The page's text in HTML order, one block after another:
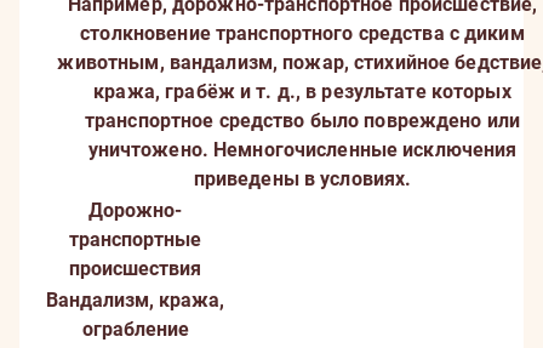
столкновение транспортного средства с диким
животным, вандализм, пожар, стихийное
кража, грабёж и т. д., в результате которых
транспортное средство было повреждено или
уничтожено. Немногочисленные исключения
приведены в условиях.
Дорожно-
транспортные
происшествия
Вандализм, кража,
ограбление